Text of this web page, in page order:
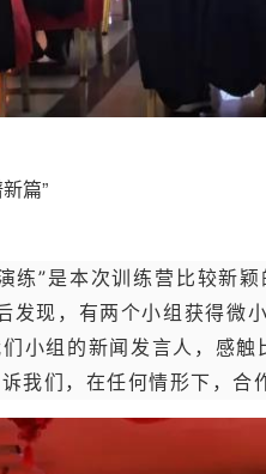
篇”
练”是本次训练营比较新
发现，有两个小组获得微
小组的新闻发言人，感
我们，在任何情形下，